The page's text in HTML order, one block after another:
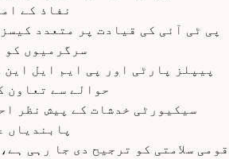
نفاذ کے
پی ٹی آئی کی قیادت پر متعدد
سرگرمیوں کو
پیپلز پارٹی اور پی ایم ایل
حوالے سے تعاون
سیکیورٹی خدشات کے پیش نظر
پابندیاں
قومی سلامتی کو ترجیح دی جا رہی